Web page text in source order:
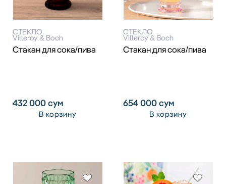
СТЕКЛО
Villeroy & Boch
Стакан для сока/пива
432 000сум
В корзину
СТЕКЛО
Villeroy & Boch
Стакан для сока/пива
654 000сум
В корзину